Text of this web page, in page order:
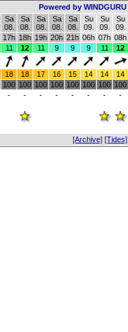
Powered by WINDGURU
Sa
08.
Sa
08.
Sa
08.
Sa
08.
Sa
08.
Su
09.
Su
09.
Su
09.
17h 18h 19h 20h 21h 06h 07h 08h
11 12 11 9 9 9 11
12
18 18 17 16 15 14 14
14
100 100 100 100 100 100 100 100
- - - - - - - -
[Archive] [Tides]